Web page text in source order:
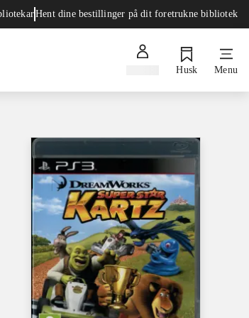
Hent dine bestillinger på dit foretrukne bibliotek
Husk Menu